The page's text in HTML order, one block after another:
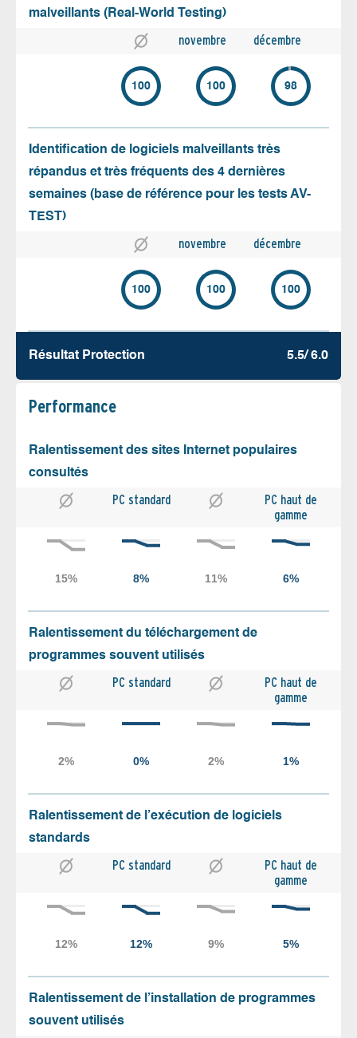
malveillants (Real-World Testing)
novembre décembre
100 100 98
Identification de logiciels malveillants très
répandus et très fréquents des 4 dernières
semaines (base de référence pour les tests AV-
TEST)
novembre décembre
100 100 100
Résultat Protection 5.5/ 6.0
Performance
Ralentissement des sites Internet populaires
consultés
PC standard
PC haut de
gamme
Ralentissement du téléchargement de
programmes souvent utilisés
PC standard
PC haut de
gamme
Ralentissement de l’exécution de logiciels
standards
PC standard
PC haut de
gamme
Ralentissement de l’installation de programmes
souvent utilisés